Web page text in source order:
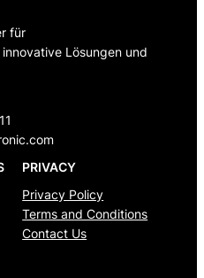
für
Lösungen und
PRIVACY
Privacy Policy
Terms and Conditions
Contact Us